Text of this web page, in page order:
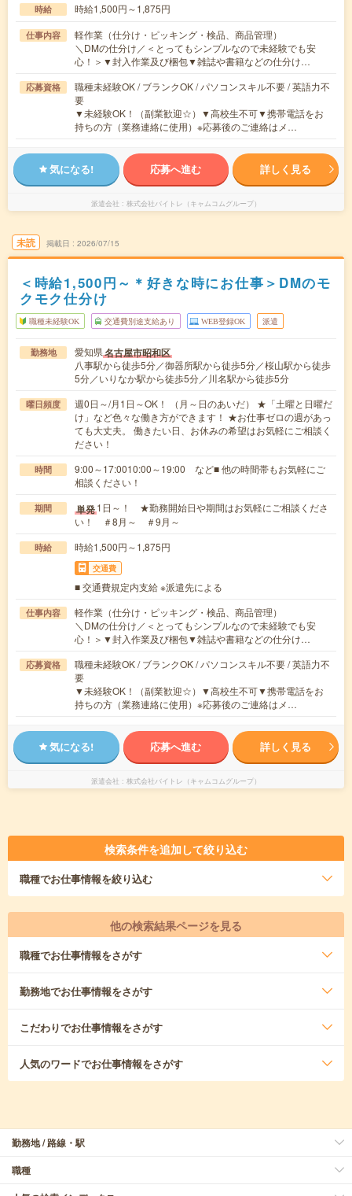
時給 時給1,500円～1,875円
仕事内容
軽作業（仕分け・ピッキング・検品、商品管理）
＼DMの仕分け／＜とってもシンプルなので未経験でも安
心！＞▼封入作業及び梱包▼雑誌や書籍などの仕分け…
応募資格
職種未経験OK / ブランクOK / パソコンスキル不要 / 英語力不
要
▼未経験OK！（副業歓迎☆）▼高校生不可▼携帯電話をお
持ちの方（業務連絡に使用）※応募後のご連絡はメ…
気になる! 応募へ進む 詳しく見る
派遣会社 株式会社バイトレ（キャムコムグループ）
未読 掲載日 2026/07/15
＜時給1,500円～＊好きな時にお仕事＞DMのモ
クモク仕分け
職種未経験OK 交通費別途支給あり WEB登録OK 派遣
勤務地 愛知県名古屋市昭和区
八事駅から徒歩5分／御器所駅から徒歩5分／桜山駅から徒歩
5分／いりなか駅から徒歩5分／川名駅から徒歩5分
曜日頻度
週0日～/月1日～OK！ （月～日のあいだ） ★「土曜と日曜だ
け」など色々な働き方ができます！ ★お仕事ゼロの週があっ
ても大丈夫。 働きたい日、お休みの希望はお気軽にご相談く
ださい！
時間
9:00～17:0010:00～19:00 など■ 他の時間帯もお気軽にご
相談ください！
期間 単発1日～！ ★勤務開始日や期間はお気軽にご相談くださ
い！ ＃8月～ ＃9月～
時給 時給1,500円～1,875円
交通費
■ 交通費規定内支給 ※派遣先による
仕事内容
軽作業（仕分け・ピッキング・検品、商品管理）
＼DMの仕分け／＜とってもシンプルなので未経験でも安
心！＞▼封入作業及び梱包▼雑誌や書籍などの仕分け…
応募資格
職種未経験OK / ブランクOK / パソコンスキル不要 / 英語力不
要
▼未経験OK！（副業歓迎☆）▼高校生不可▼携帯電話をお
持ちの方（業務連絡に使用）※応募後のご連絡はメ…
気になる! 応募へ進む 詳しく見る
派遣会社 株式会社バイトレ（キャムコムグループ）
検索条件を追加して絞り込む
職種でお仕事情報を絞り込む
他の検索結果ページを見る
職種でお仕事情報をさがす
勤務地でお仕事情報をさがす
こだわりでお仕事情報をさがす
人気のワードでお仕事情報をさがす
勤務地 / 路線・駅
職種